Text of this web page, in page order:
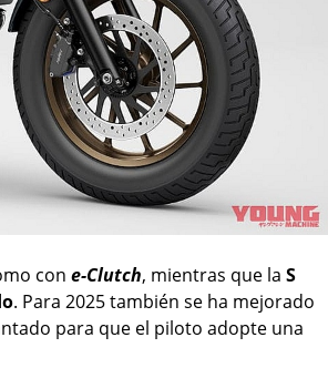
con e-Clutch, mientras que la S
. Para 2025 también se ha mejorado
para que el piloto adopte una